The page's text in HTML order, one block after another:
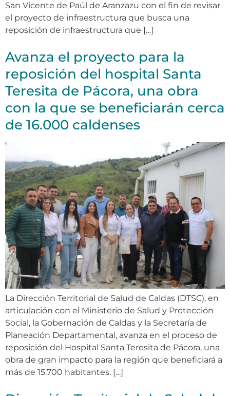
San Vicente de Paúl de Aranzazu con el fin de revisar
el proyecto de infraestructura que busca una
reposición de infraestructura que […]
Avanza el proyecto para la
reposición del hospital Santa
Teresita de Pácora, una obra
con la que se beneficiarán cerca
de 16.000 caldenses
La Dirección Territorial de Salud de Caldas (DTSC), en
articulación con el Ministerio de Salud y Protección
Social, la Gobernación de Caldas y la Secretaría de
Planeación Departamental, avanza en el proceso de
reposición del Hospital Santa Teresita de Pácora, una
obra de gran impacto para la región que beneficiará a
más de 15.700 habitantes. […]